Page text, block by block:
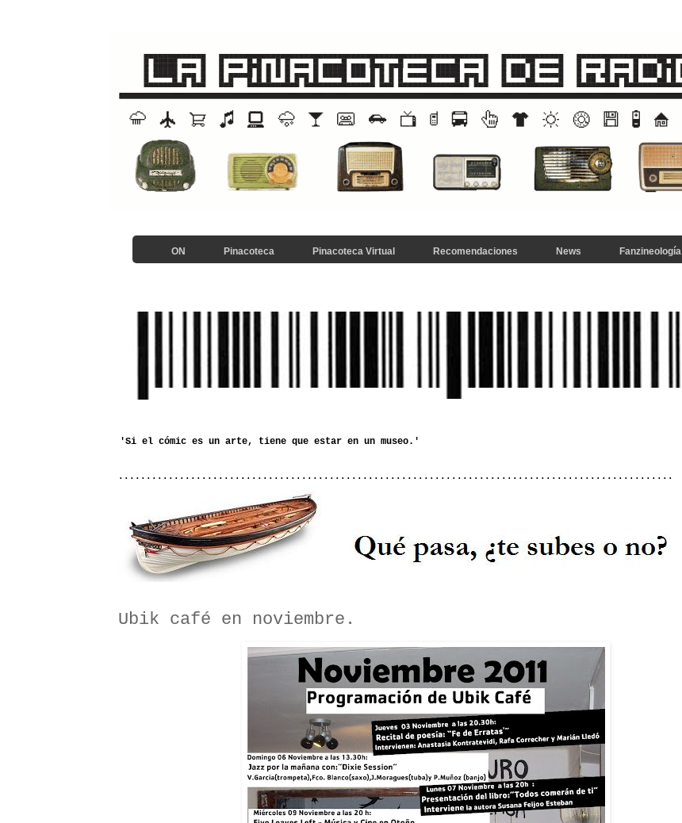
ON Pinacoteca Pinacoteca Virtual Recomendaciones News Fanzineología
....................................................................................................
Ubik café en noviembre.